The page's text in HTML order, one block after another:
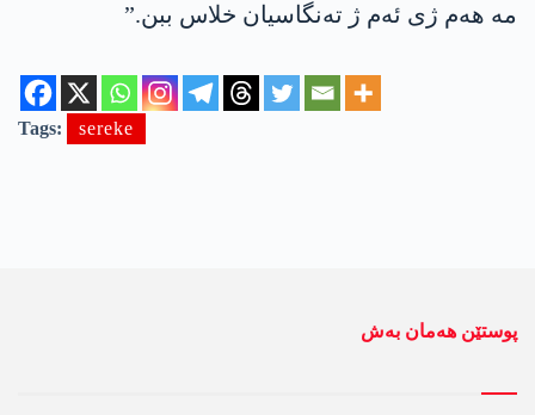
مە ھەم ژی ئەم ژ تەنگاسیان خلاس ببن.”
Tags: sereke
پوستێن ھەمان بەش